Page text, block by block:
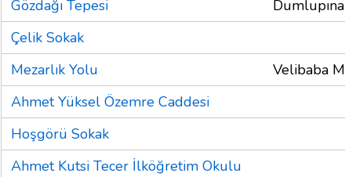
Gözdağı Tepesi
Çelik Sokak
Mezarlık Yolu
Velibaba
Ahmet Yüksel Özemre Caddesi
Hoşgörü Sokak
Ahmet Kutsi Tecer İlköğretim Okulu